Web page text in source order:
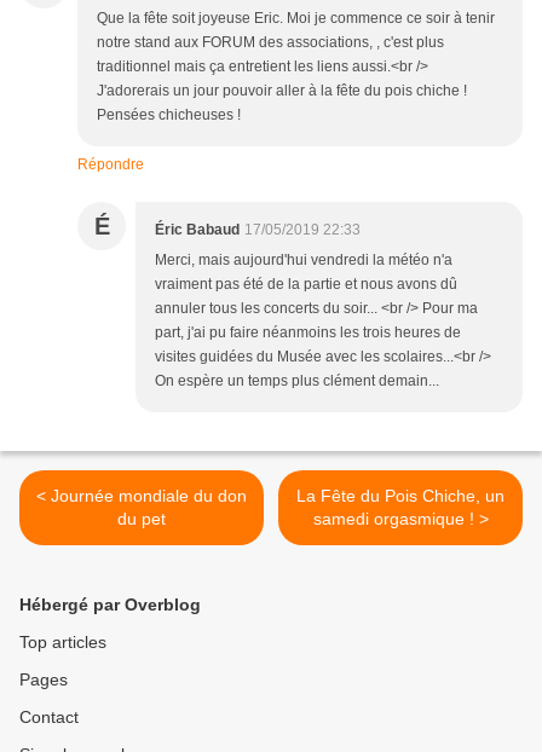
Que la fête soit joyeuse Eric. Moi je commence ce soir à tenir
notre stand aux FORUM des associations, , c'est plus
traditionnel mais ça entretient les liens aussi.<br />
J'adorerais un jour pouvoir aller à la fête du pois chiche !
Pensées chicheuses !
Répondre
É Éric Babaud 17/05/2019 22:33
Merci, mais aujourd'hui vendredi la météo n'a
vraiment pas été de la partie et nous avons dû
annuler tous les concerts du soir... <br /> Pour ma
part, j'ai pu faire néanmoins les trois heures de
visites guidées du Musée avec les scolaires...<br />
On espère un temps plus clément demain...
< Journée mondiale du don
du pet
La Fête du Pois Chiche, un
samedi orgasmique ! >
Hébergé par Overblog
Top articles
Pages
Contact